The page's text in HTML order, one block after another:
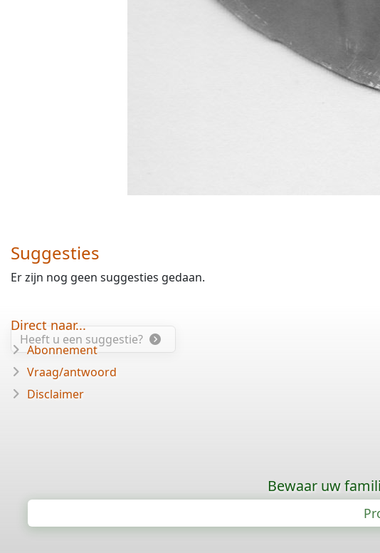
Suggesties
Er zijn nog geen suggesties gedaan.
Heeft u een suggestie?
Direct naar...
Abonnement
Vraag/antwoord
Disclaimer
Bewaar uw